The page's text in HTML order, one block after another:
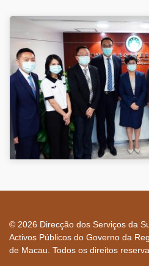
© 2026 Direcção dos Serviços da
Activos Públicos do Governo da
de Macau. Todos os direitos